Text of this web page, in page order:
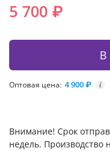
5 700 ₽
В
Оптовая цена: 4 900 ₽ i
Внимание! Срок
недель. Производство